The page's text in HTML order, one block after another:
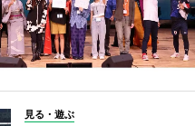
見る・遊ぶ